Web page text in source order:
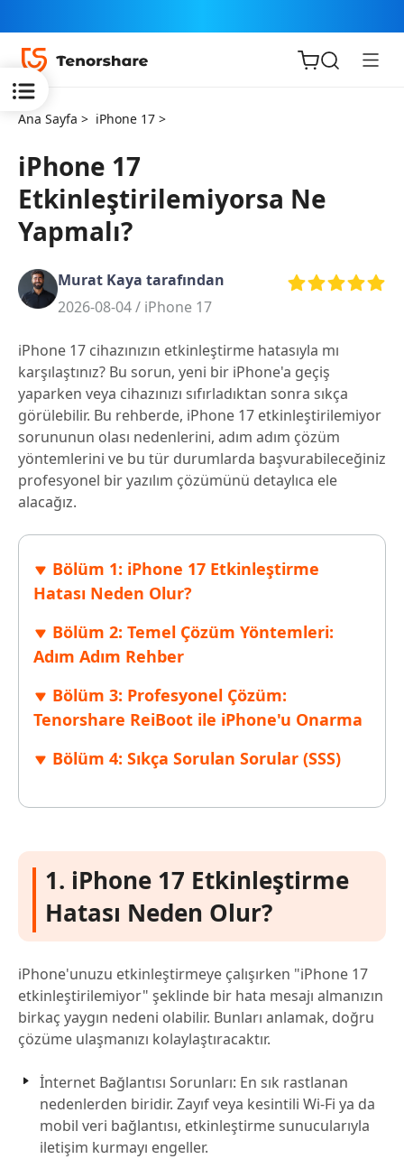
ReiBoot
Tenorshare
PDNob
iAnyGo
Ana Sayfa > iPhone 17 >
iPhone 17
Etkinleştirilemiyorsa Ne
Yapmalı?
Murat Kaya tarafından
2026-08-04 / iPhone 17
iPhone 17 cihazınızın etkinleştirme hatasıyla mı
karşılaştınız? Bu sorun, yeni bir iPhone'a geçiş
yaparken veya cihazınızı sıfırladıktan sonra sıkça
görülebilir. Bu rehberde, iPhone 17 etkinleştirilemiyor
sorununun olası nedenlerini, adım adım çözüm
yöntemlerini ve bu tür durumlarda başvurabileceğiniz
profesyonel bir yazılım çözümünü detaylıca ele
alacağız.
Bölüm 1: iPhone 17 Etkinleştirme
Hatası Neden Olur?
Bölüm 2: Temel Çözüm Yöntemleri:
Adım Adım Rehber
Bölüm 3: Profesyonel Çözüm:
Tenorshare ReiBoot ile iPhone'u Onarma
Bölüm 4: Sıkça Sorulan Sorular (SSS)
1. iPhone 17 Etkinleştirme
Hatası Neden Olur?
iPhone'unuzu etkinleştirmeye çalışırken "iPhone 17
etkinleştirilemiyor" şeklinde bir hata mesajı almanızın
birkaç yaygın nedeni olabilir. Bunları anlamak, doğru
çözüme ulaşmanızı kolaylaştıracaktır.
İnternet Bağlantısı Sorunları: En sık rastlanan
nedenlerden biridir. Zayıf veya kesintili Wi-Fi ya da
mobil veri bağlantısı, etkinleştirme sunucularıyla
iletişim kurmayı engeller.